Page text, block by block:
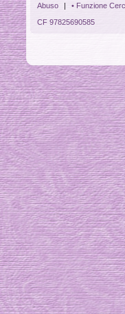
Abuso
| • Funzione
CF 97825690585